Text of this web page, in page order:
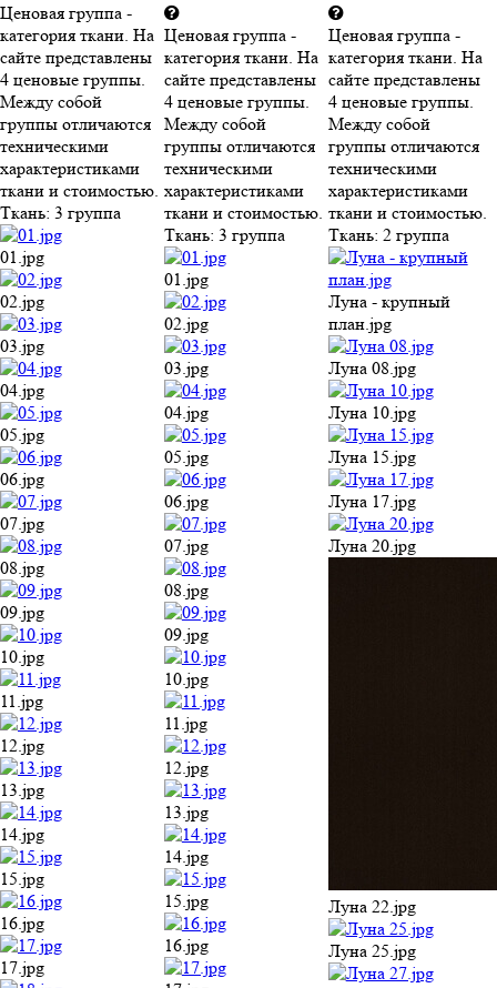
Ценовая группа -
категория ткани. На
сайте представлены
4 ценовые группы.
Между собой
группы отличаются
техническими
характеристиками
ткани и стоимостью.
Ткань: 3 группа
01.jpg
02.jpg
03.jpg
04.jpg
05.jpg
06.jpg
07.jpg
08.jpg
09.jpg
10.jpg
11.jpg
12.jpg
13.jpg
14.jpg
15.jpg
16.jpg
17.jpg
Ценовая группа -
категория ткани. На
сайте представлены
4 ценовые группы.
Между собой
группы отличаются
техническими
характеристиками
ткани и стоимостью.
Ткань: 3 группа
01.jpg
02.jpg
03.jpg
04.jpg
05.jpg
06.jpg
07.jpg
08.jpg
09.jpg
10.jpg
11.jpg
12.jpg
13.jpg
14.jpg
15.jpg
16.jpg
Ценовая группа -
категория ткани. На
сайте представлены
4 ценовые группы.
Между собой
группы отличаются
техническими
характеристиками
ткани и стоимостью.
Ткань: 2 группа
Луна - крупный
план.jpg
Луна 08.jpg
Луна 10.jpg
Луна 15.jpg
Луна 17.jpg
Луна 20.jpg
Луна 22.jpg
Луна 25.jpg